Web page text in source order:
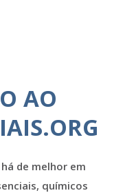
AO
de melhor em
químicos